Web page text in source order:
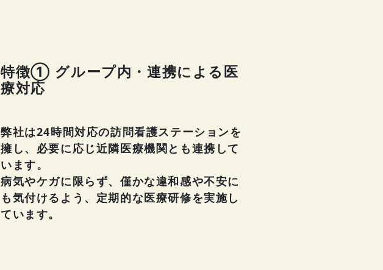
特徴① グループ内・連携による医
療対応
弊社は24時間対応の訪問看護ステーションを
擁し、必要に応じ近隣医療機関とも連携して
います。
病気やケガに限らず、僅かな違和感や不安に
も気付けるよう、定期的な医療研修を実施し
ています。